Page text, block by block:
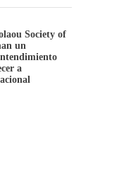
Society of
un
a